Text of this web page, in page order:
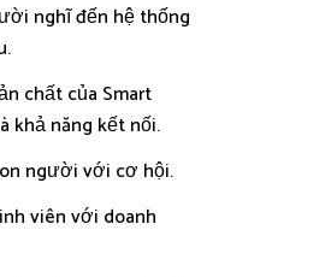
nghĩ đến hệ thống
chất của Smart
khả năng kết nối.
người với cơ hội.
viên với doanh